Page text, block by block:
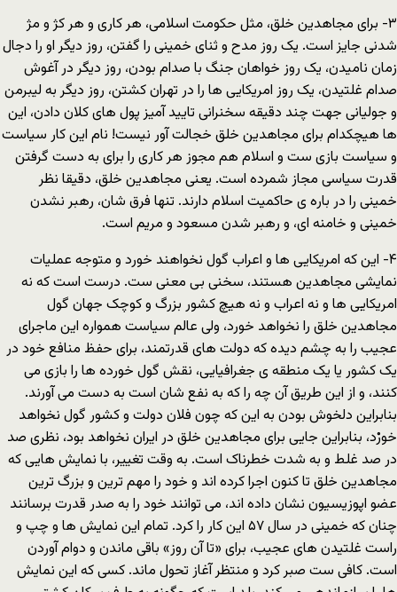
٣- براى مجاهدین خلق، مثل حکومت اسلامى، هر کارى و هر کژ و مژ
شدنى جایز است. یک روز مدح و ثناى خمینى را گفتن، روز دیگر او را دجال
زمان نامیدن، یک روز خواهان جنگ با صدام بودن، روز دیگر در آغوش
صدام غلتیدن، یک روز امریکایى ها را در تهران کشتن، روز دیگر به لیبرمن
و جولیانى جهت چند دقیقه سخنرانى تایید آمیز پول هاى کلان دادن، این
ها هیچکدام براى مجاهدین خلق خجالت آور نیست! نام این کار سیاست
و سیاست بازى ست و اسلام هم مجوز هر کارى را براى به دست گرفتن
قدرت سیاسى مجاز شمرده است. یعنى مجاهدین خلق، دقیقا نظر
خمینى را در باره ى حاکمیت اسلام دارند. تنها فرق شان، رهبر نشدن
خمینى و خامنه اى، و رهبر شدن مسعود و مریم است.
۴- این که امریکایى ها و اعراب گول نخواهند خورد و متوجه عملیات
نمایشى مجاهدین هستند، سخنى بى معنى ست. درست است که نه
امریکایى ها و نه اعراب و نه هیچ کشور بزرگ و کوچک جهان گول
مجاهدین خلق را نخواهد خورد، ولى عالم سیاست همواره این ماجراى
عجیب را به چشم دیده که دولت هاى قدرتمند، براى حفظ منافع خود در
یک کشور یا یک منطقه ى جغرافیایى، نقش گول خورده ها را بازى مى
کنند، و از این طریق آن چه را که به نفع شان است به دست مى آورند.
بنابراین دلخوش بودن به این که چون فلان دولت و کشور گول نخواهد
خورْد، بنابراین جایى براى مجاهدین خلق در ایران نخواهد بود، نظرى صد
در صد غلط و به شدت خطرناک است. به وقت تغییر، با نمایش هایى که
مجاهدین خلق تا کنون اجرا کرده اند و خود را مهم ترین و بزرگ ترین
عضو اپوزیسیون نشان داده اند، مى توانند خود را به صدر قدرت برسانند
چنان که خمینى در سال ۵٧ این کار را کرد. تمام این نمایش ها و چپ و
راست غلتیدن هاى عجیب، براى «تا آن روز» باقى ماندن و دوام آوردن
است. کافى ست صبر کرد و منتظر آغاز تحول ماند. کسى که این نمایش